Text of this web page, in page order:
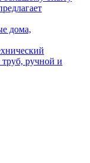
дома,
труб, ручной и